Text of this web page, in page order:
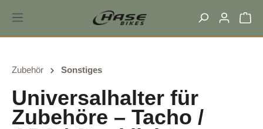
springen
Zubehör Sonstiges
Universalhalter für
Zubehöre – Tacho /